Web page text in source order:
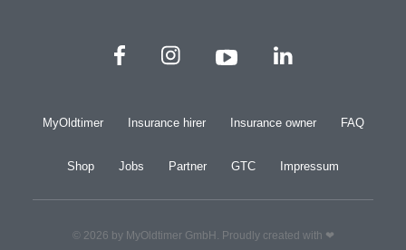
MyOldtimer Insurance hirer Insurance owner FAQ
Shop Jobs Partner GTC Impressum
© 2026 by MyOldtimer GmbH. Proudly created with ❤